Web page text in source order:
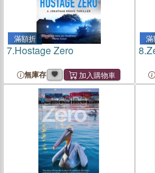
滿額折
7.Hostage Zero
無庫存
滿
8.